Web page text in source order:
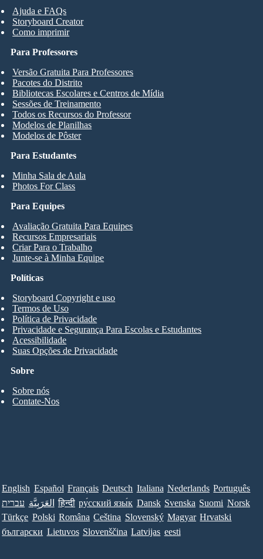
Ajuda e FAQs
Storyboard Creator
Como imprimir
Para Estudantes
Minha Sala de Aula
Photos For Class
Para Professores
Versão Gratuita Para Professores
Pacotes do Distrito
Bibliotecas Escolares e Centros de Mídia
Sessões de Treinamento
Todos os Recursos do Professor
Modelos de Planilhas
Modelos de Pôster
Para Equipes
Avaliação Gratuita Para Equipes
Recursos Empresariais
Criar Para o Trabalho
Junte-se à Minha Equipe
Sobre
Sobre nós
Contate-Nos
Políticas
Storyboard Copyright e uso
Termos de Uso
Política de Privacidade
Privacidade e Segurança Para Escolas e Estudantes
Acessibilidade
Suas Opções de Privacidade
English Español Français Deutsch Italiana Nederlands Português
עברית العَرَبِيَّة हिन्दी ру́сский язы́к Dansk Svenska Suomi Norsk
Türkçe Polski Româna Ceština Slovenský Magyar Hrvatski
български Lietuvos Slovenščina Latvijas eesti